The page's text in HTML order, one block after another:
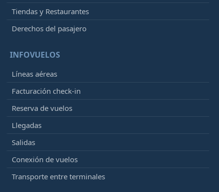
Tiendas y Restaurantes
Derechos del pasajero
INFOVUELOS
Líneas aéreas
Facturación check-in
Reserva de vuelos
Llegadas
Salidas
Conexión de vuelos
Transporte entre terminales